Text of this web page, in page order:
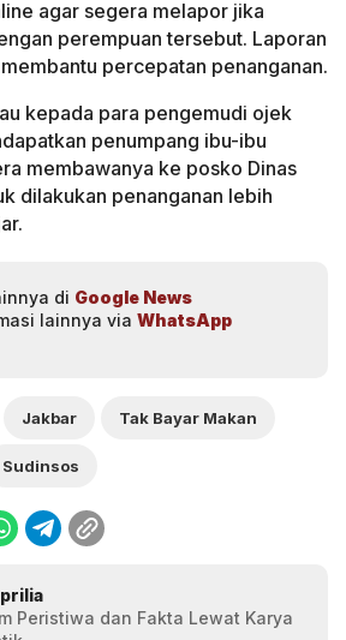
agar segera melapor jika
perempuan tersebut. Laporan
percepatan penanganan.
kepada para pengemudi ojek
penumpang ibu-ibu
membawanya ke posko Dinas
dilakukan penanganan lebih
di Google News
lainnya via WhatsApp
Jakbar Tak Bayar Makan
Sudinsos
Peristiwa dan Fakta Lewat Karya